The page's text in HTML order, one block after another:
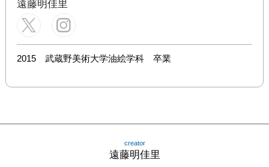
遠藤明佳里
2015　武蔵野美術大学油絵学科　卒業
creator
遠藤明佳里